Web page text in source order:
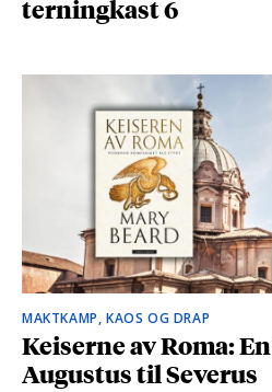
terningkast 6
MAKTKAMP, KAOS OG DRAP
Keiserne av Roma:
Augustus til Severus